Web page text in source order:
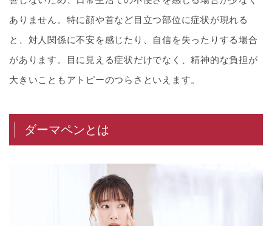
ありません。特に顔や首など目立つ部位に症状が現れる
と、対人関係に不安を感じたり、自信を失ったりする場合
があります。目に見える症状だけでなく、精神的な負担が
大きいこともアトピーのつらさといえます。
ダーマペンとは